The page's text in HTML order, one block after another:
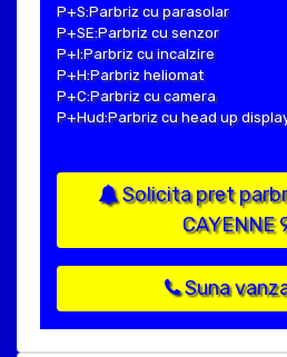
P+S:Parbriz cu parasolar
P+SE:Parbriz cu senzor
P+I:Parbriz cu incalzire
P+H:Parbriz heliomat
P+C:Parbriz cu camera
P+Hud:Parbriz cu head up
Solicita pret
CAYENNE
Suna